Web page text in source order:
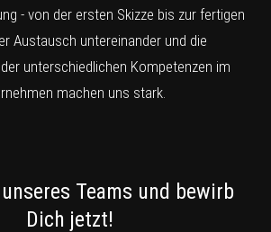
- von der ersten Skizze bis zur fertigen
Austausch untereinander und die
unterschiedlichen Kompetenzen im
machen uns stark.
Teams und bewirb
Dich jetzt!